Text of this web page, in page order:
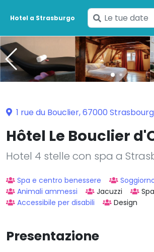
Hotel a Strasburgo
Inserisci
le
tue
date
1 rue du Bouclier, 67000 Strasbourg
Hôtel Le Bouclier
Hotel 4 stelle con spa a
Spa e centro benessere
Animali ammessi
Jacuzzi
Accessibile per disabili
Design
Presentazione